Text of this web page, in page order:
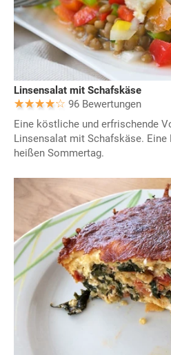
Linsensalat mit Schafskäse
96 Bewertungen
Eine köstliche und erfrischende
Linsensalat mit Schafskäse. Eine
heißen Sommertag.